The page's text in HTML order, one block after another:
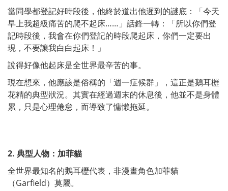
當同學都登記好時段後，他終於道出他遲到的謎底：「今天
早上我超級痛苦的爬不起床……」話鋒一轉：「所以你們登
記時段後，我會在你們登記的時段爬起床，你們一定要出
現，不要讓我白白起床！」
說得好像他起床是全世界最辛苦的事。
現在想來，他應該是俗稱的「週一症候群」，這正是鵝耳櫪
花精的典型狀況。其實在經過週末的休息後，他並不是身體
累，只是心理倦怠，而導致了慵懶拖延。
2. 典型人物：加菲貓
全世界最知名的鵝耳櫪代表，非漫畫角色加菲貓
（Garfield）莫屬。